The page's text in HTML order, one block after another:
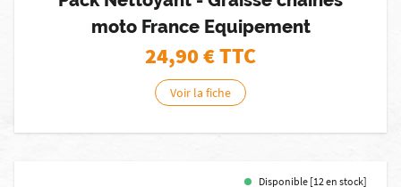
moto France Equipement
24,90€ TTC
Voir la fiche
Disponible [12 en stock]